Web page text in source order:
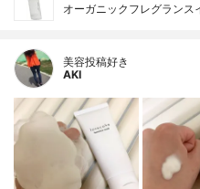
オーガニックフレグランス
美容投稿好き
AKI